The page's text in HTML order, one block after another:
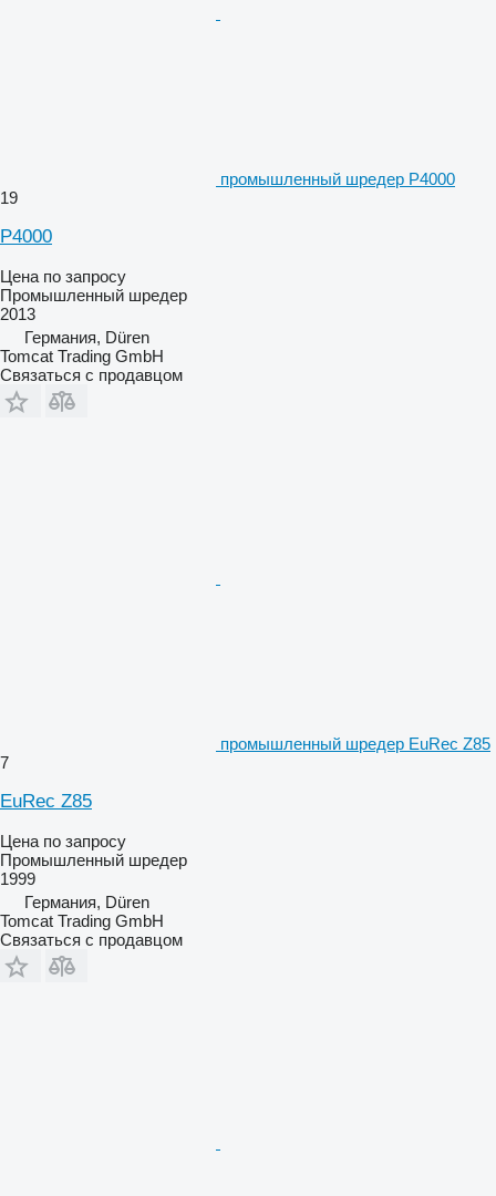
промышленный шредер P4000
19
P4000
Цена по запросу
Промышленный шредер
2013
Германия, Düren
Tomcat Trading GmbH
Связаться с продавцом
промышленный шредер EuRec Z85
7
EuRec Z85
Цена по запросу
Промышленный шредер
1999
Германия, Düren
Tomcat Trading GmbH
Связаться с продавцом